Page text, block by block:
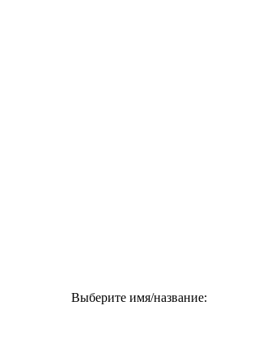
Выберите имя/название: